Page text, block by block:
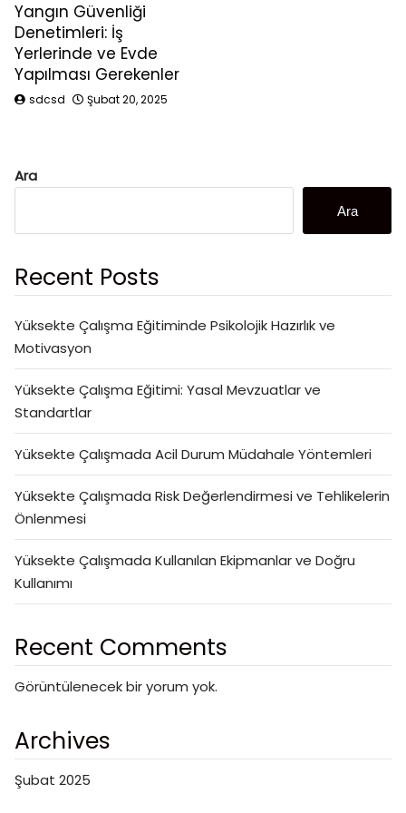
Yangın Güvenliği
Denetimleri: İş
Yerlerinde ve Evde
Yapılması Gerekenler
sdcsd Şubat 20, 2025
Ara
Ara
Recent Posts
Yüksekte Çalışma Eğitiminde Psikolojik Hazırlık ve
Motivasyon
Yüksekte Çalışma Eğitimi: Yasal Mevzuatlar ve
Standartlar
Yüksekte Çalışmada Acil Durum Müdahale Yöntemleri
Yüksekte Çalışmada Risk Değerlendirmesi ve Tehlikelerin
Önlenmesi
Yüksekte Çalışmada Kullanılan Ekipmanlar ve Doğru
Kullanımı
Recent Comments
Görüntülenecek bir yorum yok.
Archives
Şubat 2025